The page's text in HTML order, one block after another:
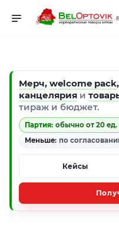
Мерч, welcome pack,
канцелярия и
тираж и бюджет.
Партия: обычно от 20
Меньше: по
Кейсы